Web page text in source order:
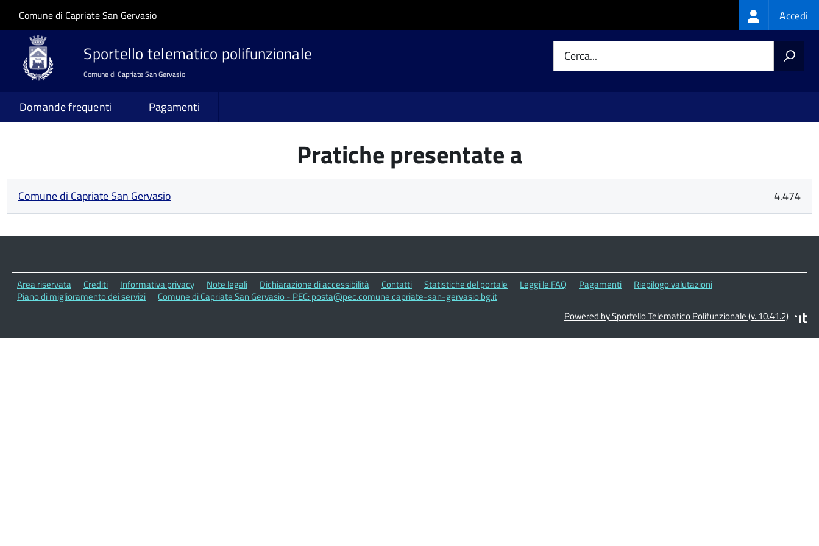
Salta al contenuto principale
Skip to site navigation
Comune di Capriate San Gervasio Login
menu
Accedi
Sportello telematico polifunzionale
Comune di Capriate San Gervasio
Cerca...
Domande frequenti Pagamenti
Pratiche presentate a
Comune di Capriate San Gervasio 4.474
Area riservata Crediti Informativa privacy Note legali Dichiarazione di accessibilità Contatti Statistiche del portale Leggi le FAQ Pagamenti
Riepilogo valutazioni
Piano di miglioramento dei servizi
Comune di Capriate San Gervasio - PEC: posta@pec.comune.capriate-san-gervasio.bg.it
Powered by Sportello Telematico Polifunzionale (v. 10.41.2)